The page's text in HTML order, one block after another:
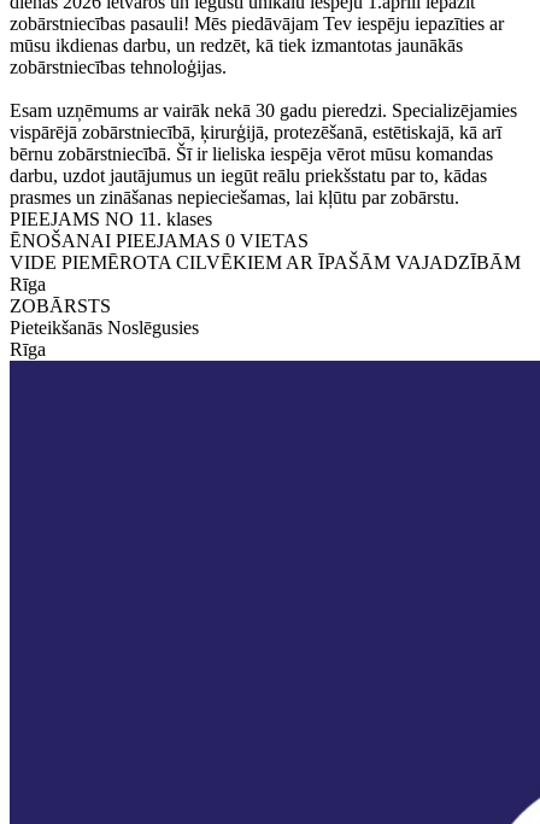
zobārstniecības pasauli! Mēs piedāvājam Tev iespēju iepazīties ar
mūsu ikdienas darbu, un redzēt, kā tiek izmantotas jaunākās
zobārstniecības tehnoloģijas.
Esam uzņēmums ar vairāk nekā 30 gadu pieredzi. Specializējamies
vispārējā zobārstniecībā, ķirurģijā, protezēšanā, estētiskajā, kā arī
bērnu zobārstniecībā. Šī ir lieliska iespēja vērot mūsu komandas
darbu, uzdot jautājumus un iegūt reālu priekšstatu par to, kādas
prasmes un zināšanas nepieciešamas, lai kļūtu par zobārstu.
PIEEJAMS NO 11. klases
ĒNOŠANAI PIEEJAMAS 0 VIETAS
VIDE PIEMĒROTA CILVĒKIEM AR ĪPAŠĀM VAJADZĪBĀM
Rīga
ZOBĀRSTS
Pieteikšanās Noslēgusies
Rīga